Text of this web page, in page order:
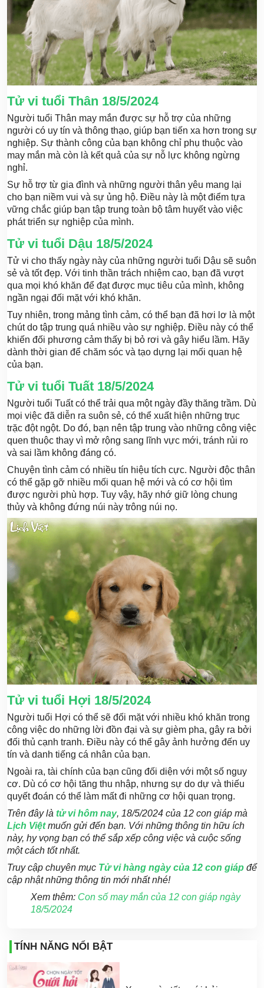
Tử vi tuổi Thân 18/5/2024
Người tuổi Thân may mắn được sự hỗ trợ của những
người có uy tín và thông thạo, giúp bạn tiến xa hơn trong sự
nghiệp. Sự thành công của bạn không chỉ phụ thuộc vào
may mắn mà còn là kết quả của sự nỗ lực không ngừng
nghỉ.
Sự hỗ trợ từ gia đình và những người thân yêu mang lại
cho bạn niềm vui và sự ủng hộ. Điều này là một điểm tựa
vững chắc giúp bạn tập trung toàn bộ tâm huyết vào việc
phát triển sự nghiệp của mình.
Tử vi tuổi Dậu 18/5/2024
Tử vi cho thấy ngày này của những người tuổi Dậu sẽ suôn
sẻ và tốt đẹp. Với tinh thần trách nhiệm cao, bạn đã vượt
qua mọi khó khăn để đạt được mục tiêu của mình, không
ngần ngại đối mặt với khó khăn.
Tuy nhiên, trong mảng tình cảm, có thể bạn đã hơi lơ là một
chút do tập trung quá nhiều vào sự nghiệp. Điều này có thể
khiến đối phương cảm thấy bị bỏ rơi và gây hiểu lầm. Hãy
dành thời gian để chăm sóc và tạo dựng lại mối quan hệ
của bạn.
Tử vi tuổi Tuất 18/5/2024
Người tuổi Tuất có thể trải qua một ngày đầy thăng trầm. Dù
mọi việc đã diễn ra suôn sẻ, có thể xuất hiện những trục
trặc đột ngột. Do đó, bạn nên tập trung vào những công việc
quen thuộc thay vì mở rộng sang lĩnh vực mới, tránh rủi ro
và sai lầm không đáng có.
Chuyện tình cảm có nhiều tín hiệu tích cực. Người độc thân
có thể gặp gỡ nhiều mối quan hệ mới và có cơ hội tìm
được người phù hợp. Tuy vậy, hãy nhớ giữ lòng chung
thủy và không đứng núi này trông núi nọ.
Tử vi tuổi Hợi 18/5/2024
Người tuổi Hợi có thể sẽ đối mặt với nhiều khó khăn trong
công việc do những lời đồn đại và sự gièm pha, gây ra bởi
đối thủ cạnh tranh. Điều này có thể gây ảnh hưởng đến uy
tín và danh tiếng cá nhân của bạn.
Ngoài ra, tài chính của bạn cũng đối diện với một số nguy
cơ. Dù có cơ hội tăng thu nhập, nhưng sự do dự và thiếu
quyết đoán có thể làm mất đi những cơ hội quan trọng.
Trên đây là tử vi hôm nay, 18/5/2024 của 12 con giáp mà
Lịch Việtmuốn gửi đến bạn. Với những thông tin hữu ích
này, hy vọng bạn có thể sắp xếp công việc và cuộc sống
một cách tốt nhất.
Truy cập chuyên mục Tử vi hàng ngày của 12 con giáp để
cập nhật những thông tin mới nhất nhé!
Xem thêm: Con số may mắn của 12 con giáp ngày
18/5/2024
TÍNH NĂNG NỔI BẬT